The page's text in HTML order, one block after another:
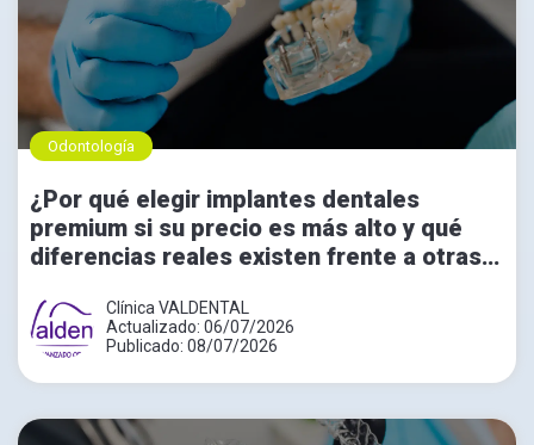
Odontología
¿Por qué elegir implantes dentales
premium si su precio es más alto y qué
diferencias reales existen frente a otras
Clínica VALDENTAL
Actualizado: 06/07/2026
Publicado: 08/07/2026